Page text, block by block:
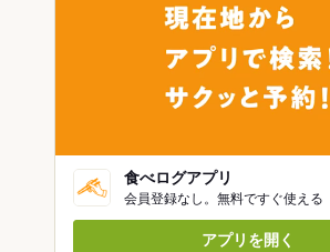
食べログアプリ
会員登録なし。無料ですぐ使える
アプリを開く